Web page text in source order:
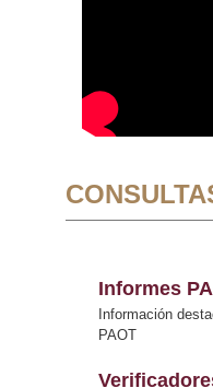
Informes
Información
PAOT